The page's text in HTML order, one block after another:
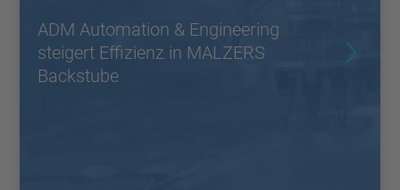
ADM Automation & Engineering
steigert Effizienz in MALZERS
Backstube